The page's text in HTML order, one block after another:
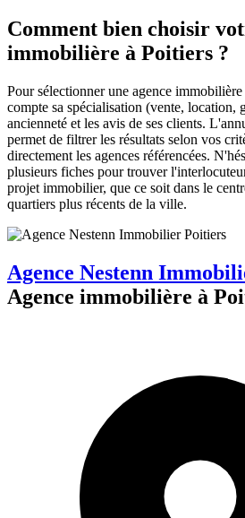
Comment bien choisir
immobilière à Poitiers ?
Pour sélectionner une agence
compte sa spécialisation (vente, location,
ancienneté et les avis de ses clients.
permet de filtrer les résultats selon vos
directement les agences référencées.
plusieurs fiches pour trouver
projet immobilier, que ce soit dans le
quartiers plus récents de la ville.
Agence Nestenn
Agence immobilière à